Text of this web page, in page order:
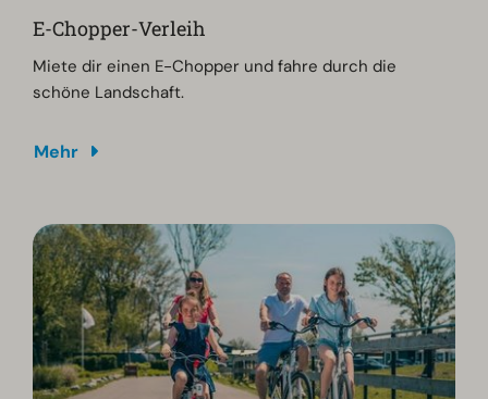
E-Chopper-Verleih
Miete dir einen E-Chopper und fahre durch die
schöne Landschaft.
Mehr